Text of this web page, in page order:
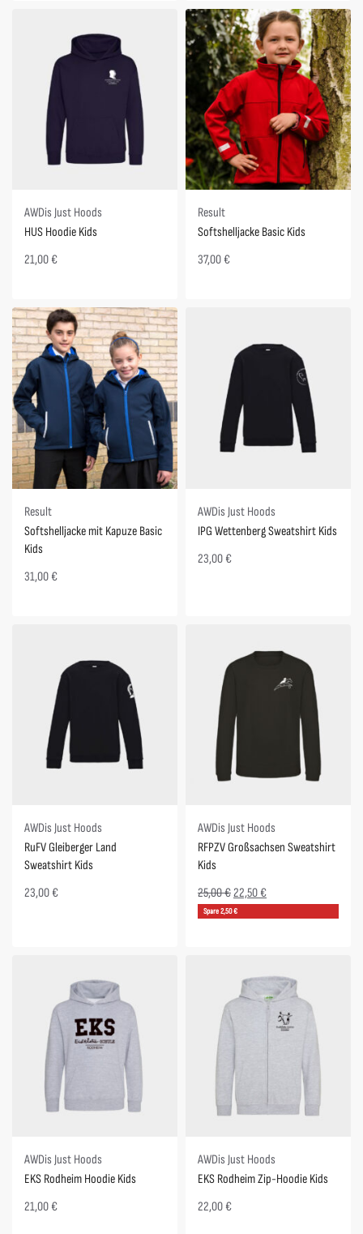
AWDis Just Hoods
HUS Hoodie Kids
21,00 €
Result
Softshelljacke Basic Kids
37,00 €
Result
Softshelljacke mit Kapuze Basic
Kids
31,00 €
AWDis Just Hoods
IPG Wettenberg Sweatshirt Kids
23,00 €
AWDis Just Hoods
RuFV Gleiberger Land
Sweatshirt Kids
23,00 €
AWDis Just Hoods
RFPZV Großsachsen Sweatshirt
Kids
25,00€22,50 €
Spare 2,50 €
AWDis Just Hoods
EKS Rodheim Hoodie Kids
21,00 €
AWDis Just Hoods
EKS Rodheim Zip-Hoodie Kids
22,00 €